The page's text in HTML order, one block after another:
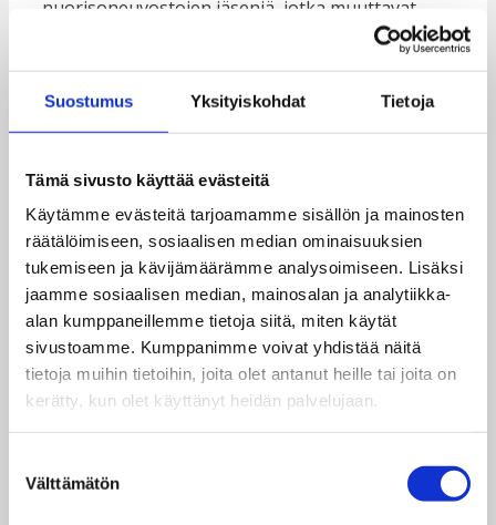
Suostumus Yksityiskohdat Tietoja
Tämä sivusto käyttää evästeitä
Käytämme evästeitä tarjoamamme sisällön ja mainosten
räätälöimiseen, sosiaalisen median ominaisuuksien
tukemiseen ja kävijämäärämme analysoimiseen. Lisäksi
jaamme sosiaalisen median, mainosalan ja analytiikka-
alan kumppaneillemme tietoja siitä, miten käytät
sivustoamme. Kumppanimme voivat yhdistää näitä
tietoja muihin tietoihin, joita olet antanut heille tai joita on
kerätty, kun olet käyttänyt heidän palvelujaan.
valinta
Välttämätön
nuorisoneuvostojen jäseniä, jotka muuttavat
asenteita yhteisöissään käsittelemällä nuoriin
koulunkäynnin esteet.
sukupuolensa perusteella eikä tiedä mitä tehdä,
me autamme. Kerromme mitä tehdä ja mistä saa
apua”, kertoo valokuvanäyttelyssä esiintyvä
Isaac, 18, esimerkin nuorisoneuvoston jäsenten
työstä.
Näyttely antaa äänen sambialaisille nuorille
heidän kertoessaan arjestaan ja haaveistaan.
”Heidän vaikuttamistyönsä innostaa myös
suomalaisia nuoria aktiiviseen kansalaisuuteen”,
esimerkkiä seuraten ihan jokainen meistä voi
toimia yhdenvertaisemman maailman puolesta!”